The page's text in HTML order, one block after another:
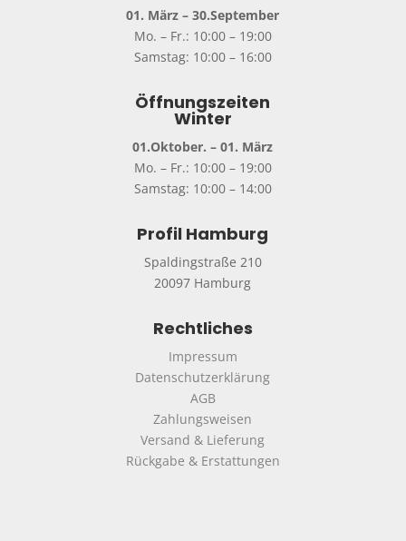
01. März – 30.September
Mo. – Fr.: 10:00 – 19:00
Samstag: 10:00 – 16:00
Öffnungszeiten
Winter
01.Oktober. – 01. März
Mo. – Fr.: 10:00 – 19:00
Samstag: 10:00 – 14:00
Profil Hamburg
Spaldingstraße 210
20097 Hamburg
Rechtliches
Impressum
Datenschutzerklärung
AGB
Zahlungsweisen
Versand & Lieferung
Rückgabe & Erstattungen